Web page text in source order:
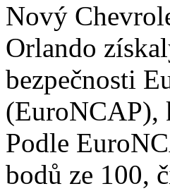
Nový
Orlando
bezpečnosti
(EuroNCAP),
Podle
bodů ze 100,